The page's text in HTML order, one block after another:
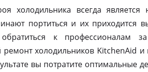
холодильника всегда
портиться и их приходится
к профессионалам
ремонт холодильников KitchenAid и
вы потратите оптимальные